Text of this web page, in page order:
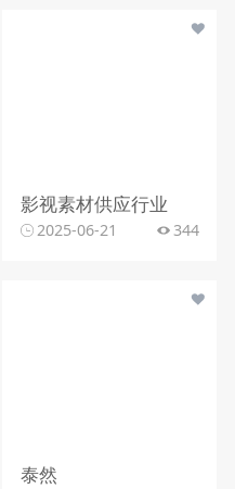
影视素材供应行业
2025-06-21 344
泰然